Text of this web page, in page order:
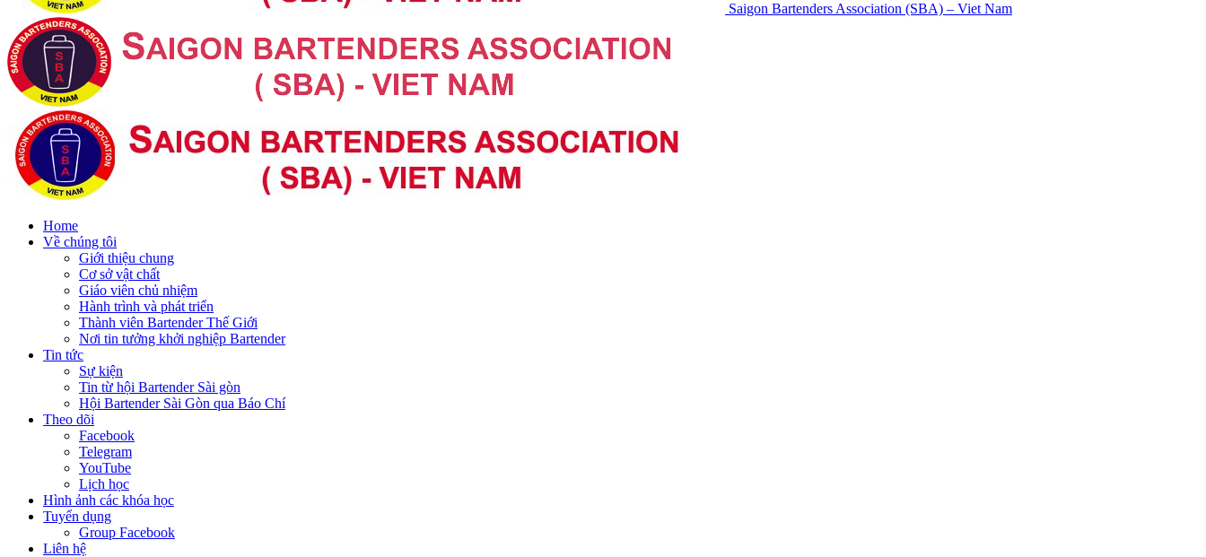
Saigon Bartenders Association (SBA) – Viet Nam
Home
Về chúng tôi
Giới thiệu chung
Cơ sở vật chất
Giáo viên chủ nhiệm
Hành trình và phát triển
Thành viên Bartender Thế Giới
Nơi tin tưởng khởi nghiệp Bartender
Tin tức
Sự kiện
Tin từ hội Bartender Sài gòn
Hội Bartender Sài Gòn qua Báo Chí
Theo dõi
Facebook
Telegram
YouTube
Lịch học
Hình ảnh các khóa học
Tuyển dụng
Group Facebook
Liên hệ